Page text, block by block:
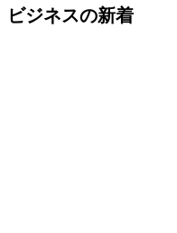
ビジネスの新着